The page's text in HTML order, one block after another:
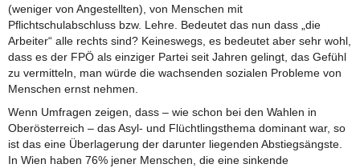
(weniger von Angestellten), von Menschen mit
Pflichtschulabschluss bzw. Lehre. Bedeutet das nun dass „die
Arbeiter“ alle rechts sind? Keineswegs, es bedeutet aber sehr wohl,
dass es der FPÖ als einziger Partei seit Jahren gelingt, das Gefühl
zu vermitteln, man würde die wachsenden sozialen Probleme von
Menschen ernst nehmen.
Wenn Umfragen zeigen, dass – wie schon bei den Wahlen in
Oberösterreich – das Asyl- und Flüchtlingsthema dominant war, so
ist das eine Überlagerung der darunter liegenden Abstiegsängste.
In Wien haben 76% jener Menschen, die eine sinkende